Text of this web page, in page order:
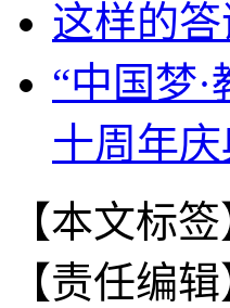
这样的
“中国梦
十周年
【本文标签
【责任编辑